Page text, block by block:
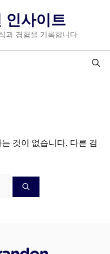
인사이트
과 경험을 기록합니다
것이 없습니다. 다른 검